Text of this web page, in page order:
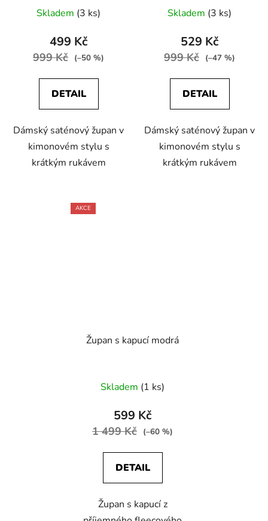
Skladem (3 ks)
499 Kč
999 Kč (–50 %)
DETAIL
Dámský saténový župan v
kimonovém stylu s
krátkým rukávem
Skladem (3 ks)
529 Kč
999 Kč (–47 %)
DETAIL
Dámský saténový župan v
kimonovém stylu s
krátkým rukávem
AKCE
Župan s kapucí modrá
Skladem (1 ks)
599 Kč
1 499 Kč (–60 %)
DETAIL
Župan s kapucí z